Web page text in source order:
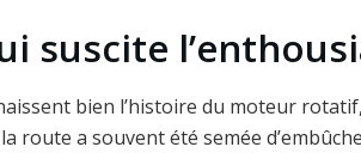
suscite
bien l’histoire du moteur
route a souvent été semée